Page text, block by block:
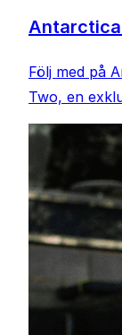
Följ med på
Two, en